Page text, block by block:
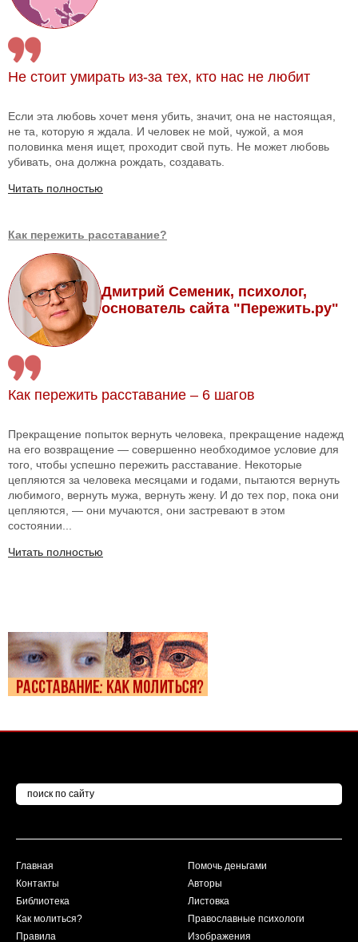
Не стоит умирать из-за тех, кто нас не любит
Если эта любовь хочет меня убить, значит, она не настоящая,
не та, которую я ждала. И человек не мой, чужой, а моя
половинка меня ищет, проходит свой путь. Не может любовь
убивать, она должна рождать, создавать.
Читать полностью
Как пережить расставание?
Дмитрий Семеник, психолог,
основатель сайта "Пережить.ру"
Как пережить расставание – 6 шагов
Прекращение попыток вернуть человека, прекращение надежд
на его возвращение — совершенно необходимое условие для
того, чтобы успешно пережить расставание. Некоторые
цепляются за человека месяцами и годами, пытаются вернуть
любимого, вернуть мужа, вернуть жену. И до тех пор, пока они
цепляются, — они мучаются, они застревают в этом
состоянии...
Читать полностью
Главная
Контакты
Библиотека
Как молиться?
Правила
Помочь деньгами
Авторы
Листовка
Православные психологи
Изображения